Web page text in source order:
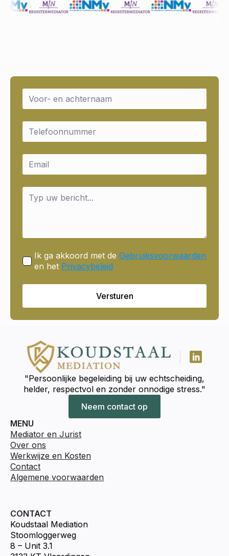
Name
Email
Email
Message
Ik ga akkoord met de Gebruiksvoorwaarden
en het Privacybeleid
Versturen
"Persoonlijke begeleiding bij uw echtscheiding,
helder, respectvol en zonder onnodige stress."
Neem contact op
MENU
Mediator en Jurist
Over ons
Werkwijze en Kosten
Contact
Algemene voorwaarden
CONTACT
Koudstaal Mediation
Stoomloggerweg
8 – Unit 3.1